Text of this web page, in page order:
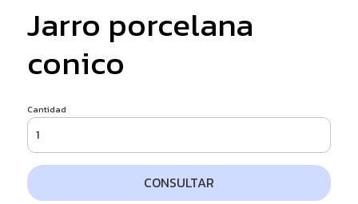
Jarro porcelana
conico
Cantidad
CONSULTAR